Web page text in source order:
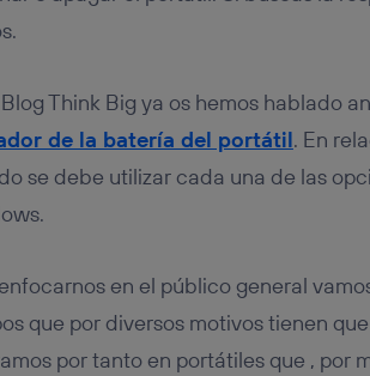
Think Big ya os hemos hablado
de la batería del portátil. En
se debe utilizar cada una de las
en el público general
que por diversos motivos tienen
por tanto en portátiles que , por
realizará en función de las
hayan dado su consentimiento.
datos móviles
, el
únicamente en la navegación del